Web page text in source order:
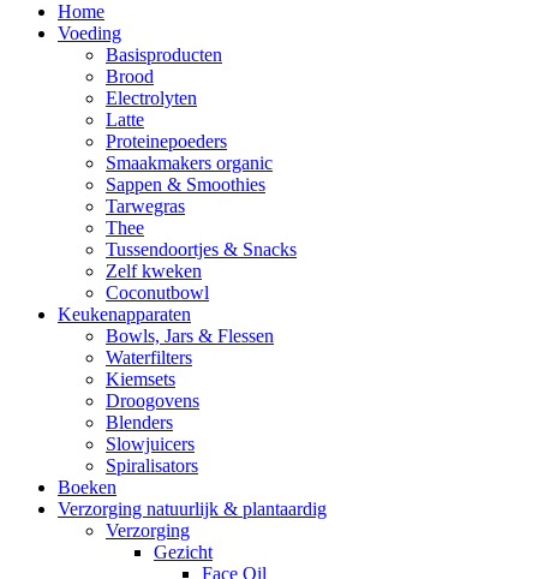
Home
Voeding
Basisproducten
Brood
Electrolyten
Latte
Proteinepoeders
Smaakmakers organic
Sappen & Smoothies
Tarwegras
Thee
Tussendoortjes & Snacks
Zelf kweken
Coconutbowl
Keukenapparaten
Bowls, Jars & Flessen
Waterfilters
Kiemsets
Droogovens
Blenders
Slowjuicers
Spiralisators
Boeken
Verzorging natuurlijk & plantaardig
Verzorging
Gezicht
Face Oil